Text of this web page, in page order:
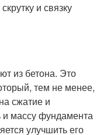
и связку
из бетона. Это
тем не менее,
сжатие и
массу фундамента
улучшить его